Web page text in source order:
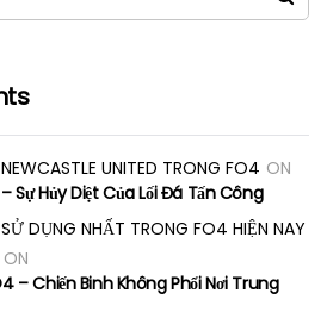
UNITED TRONG FO4 ON
Sự Hủy Diệt Của Lối Đá Tấn Công
DỤNG NHẤT TRONG FO4 HIỆN NAY
ON
– Chiến Binh Không Phổi Nơi Trung